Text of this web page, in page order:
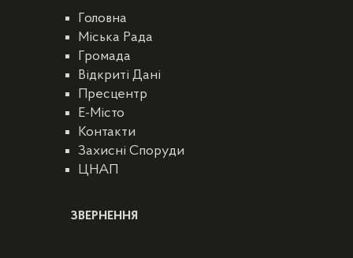
Головна
Міська Рада
Громада
Відкриті Дані
Пресцентр
E-Місто
Контакти
Захисні Споруди
ЦНАП
ЗВЕРНЕННЯ